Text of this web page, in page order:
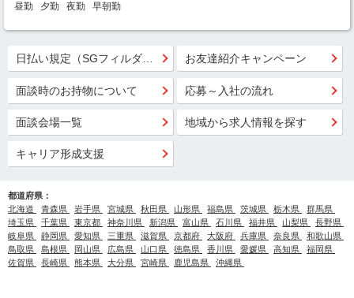
昼勤
夕勤 夜勤 早朝勤
日払い規定（SGフィルダー） お友達紹介キャンペーン
面談時のお持物について 応募～入社の流れ
面談会場一覧 地域から求人情報を探す
キャリア形成支援
都道府県：
北海道
青森県 岩手県 宮城県 秋田県 山形県 福島県 茨城県 栃木県
群馬県
埼玉県
千葉県 東京都 神奈川県 新潟県 富山県 石川県 福井県 山梨県
長野県
岐阜県
静岡県 愛知県 三重県 滋賀県 京都府 大阪府 兵庫県 奈良県
和歌山県
鳥取県
島根県 岡山県 広島県 山口県 徳島県 香川県 愛媛県 高知県
福岡県
佐賀県
長崎県 熊本県 大分県 宮崎県 鹿児島県 沖縄県